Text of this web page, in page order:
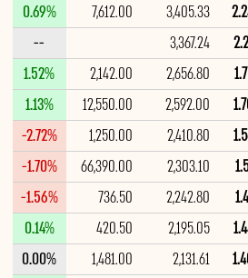
3,405.33
7,612.00
0.69%
3,367.24
--
2,656.80
2,142.00
1.52%
2,592.00
12,550.00
1.13%
2,410.80
1,250.00
-2.72%
2,303.10
66,390.00
-1.70%
2,242.80
736.50
-1.56%
2,195.05
420.50
0.14%
2,131.61
1,481.00
0.00%